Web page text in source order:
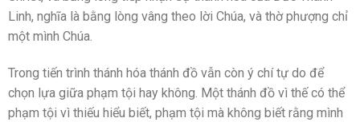
Linh, nghĩa là bằng lòng vâng theo lời Chúa, và thờ phượng chỉ
một mình Chúa.
Trong tiến trình thánh hóa thánh đồ vẫn còn ý chí tự do để
chọn lựa giữa phạm tội hay không. Một thánh đồ vì thế có thể
phạm tội vì thiếu hiểu biết, phạm tội mà không biết rằng mình